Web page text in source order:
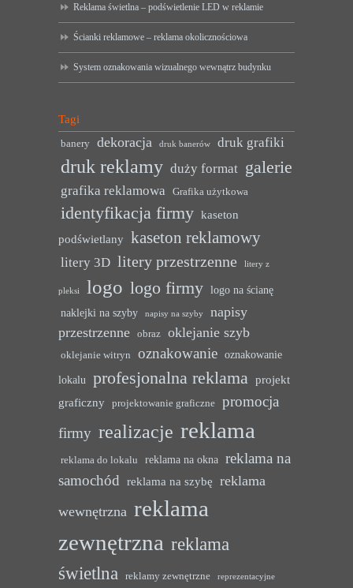
Reklama świetlna – podświetlenie LED w reklamie
Ścianki reklamowe – reklama okolicznościowa
System oznakowania wizualnego wewnątrz budynku
Tagi
banery dekoracja druk banerów druk grafiki
druk reklamy duży format galerie
grafika reklamowa Grafika użytkowa
identyfikacja firmy kaseton
podświetlany kaseton reklamowy
litery 3D litery przestrzenne litery z
pleksi logo logo firmy logo na ścianę
naklejki na szyby
napisy na szyby
napisy
przestrzenne
obraz oklejanie szyb
oklejanie witryn oznakowanie oznakowanie
lokalu profesjonalna reklama projekt
graficzny
projektowanie graficzne
promocja
firmy realizacje reklama
reklama do lokalu reklama na okna reklama na
samochód reklama na szybę reklama
wewnętrzna reklama
zewnętrzna reklama
świetlna
reklamy zewnętrzne reprezentacyjne